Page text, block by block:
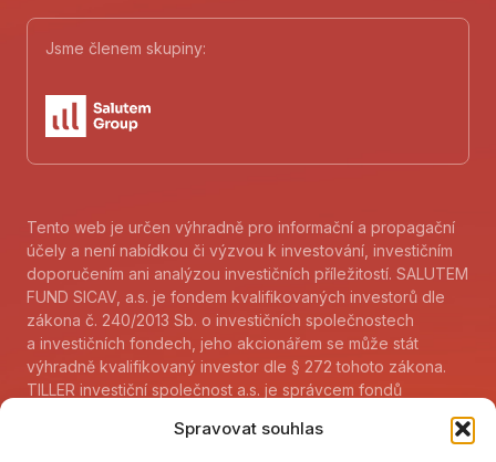
Spravovat souhlas
Jsme členem skupiny:
Tento web je určen výhradně pro informační a propagační
účely a není nabídkou či výzvou k investování, investičním
doporučením ani analýzou investičních příležitostí. SALUTEM
FUND SICAV, a.s. je fondem kvalifikovaných investorů dle
zákona č. 240/2013 Sb. o investičních společnostech
a investičních fondech, jeho akcionářem se může stát
výhradně kvalifikovaný investor dle § 272 tohoto zákona.
TILLER investiční společnost a.s. je správcem fondů
kvalifikovaných investorů dle zákona 240/2013 Sb. a jejich
akcionářem nebo podílníkem se může stát kvalifikovaný